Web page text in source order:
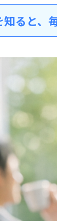
ると、